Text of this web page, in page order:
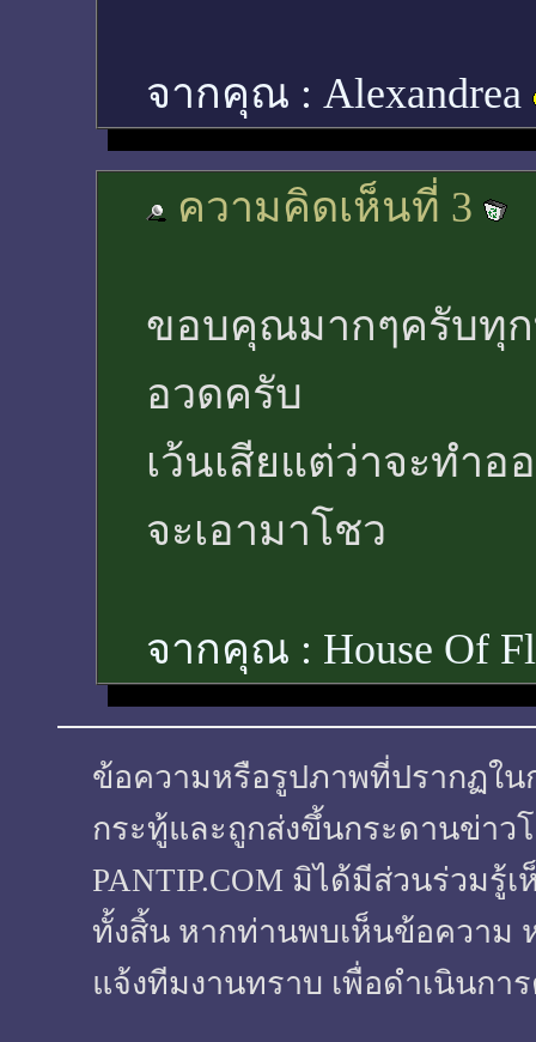
จากคุณ : Alexandrea
ความคิดเห็นที่ 3
ขอบคุณมากๆครับทุก
อวดครับ
เว้นเสียแต่ว่าจะทำ
จะเอามาโชว
จากคุณ : House Of
ข้อความหรือรูปภาพที่ปรากฏใน
กระทู้และถูกส่งขึ้นกระดานข่า
PANTIP.COM มิได้มีส่วนร่วมรู้
ทั้งสิ้น หากท่านพบเห็นข้อความ
แจ้งทีมงานทราบ เพื่อดำเนินกา